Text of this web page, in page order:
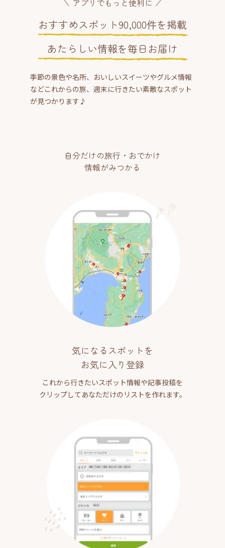
アプリでもっと便利に
おすすめスポット90,000件を掲載
あたらしい情報を毎日お届け
季節の景色や名所、おいしいスイーツやグルメ情報
などこれからの旅、週末に行きたい素敵なスポット
が見つかります♪
自分だけの旅行・おでかけ
情報がみつかる
気になるスポットを
お気に入り登録
これから行きたいスポット情報や記事投稿を
クリップしてあなただけのリストを作れます。